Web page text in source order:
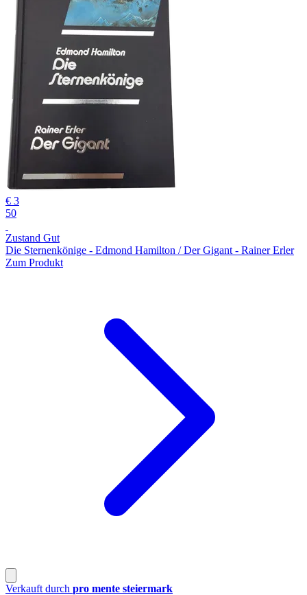
€ 3
50
Zustand Gut
Die Sternenkönige - Edmond Hamilton / Der Gigant - Rainer Erler
Zum Produkt
Verkauft durch pro mente steiermark